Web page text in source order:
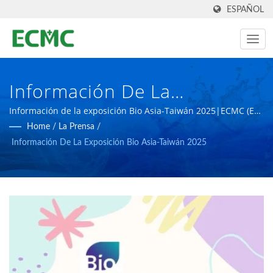
ESPAÑOL
Información De La
Exposición Bio Asia-Taiwán
2025 | Fabricante Taiwanés
De Equipos Para La
Farmacéuticos Y
Biotecnológicos | E CHUNG
MACHINERY CO.
Información de la exposición Bio Asia-Taiwán 2025|ECMC (E
CHUNG)Se considera un especialista mundial en la
fabricación de equipos farmacéuticos, con el objetivo de crear
Home / La Prensa /
Información De La Exposición Bio Asia-Taiwán 2025